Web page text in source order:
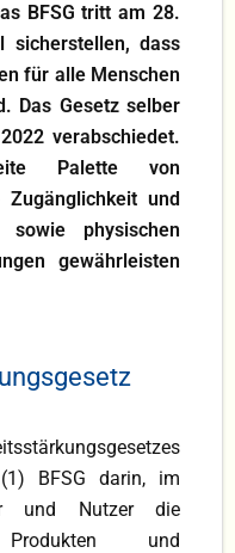
BFSG tritt am 28.
dass
für alle Menschen
Das Gesetz selber
Palette von
und
physischen
gewährleisten
BFSG darin, im
und Nutzer die
und